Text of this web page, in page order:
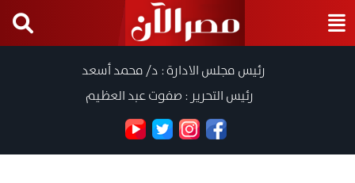
رئيس مجلس الادارة : د/ محمد أسعد
رئيس التحرير : صفوت عبد العظيم